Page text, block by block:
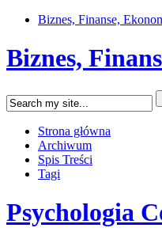
Biznes, Finanse,
Biznes,
Strona główna
Archiwum
Spis Treści
Tagi
Psychologia